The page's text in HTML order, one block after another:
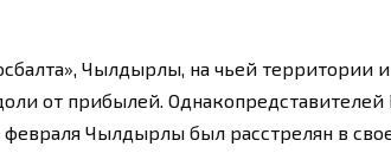
Чылдырлы, на чьей территории
от прибылей.
февраля Чылдырлы был расстрелян в